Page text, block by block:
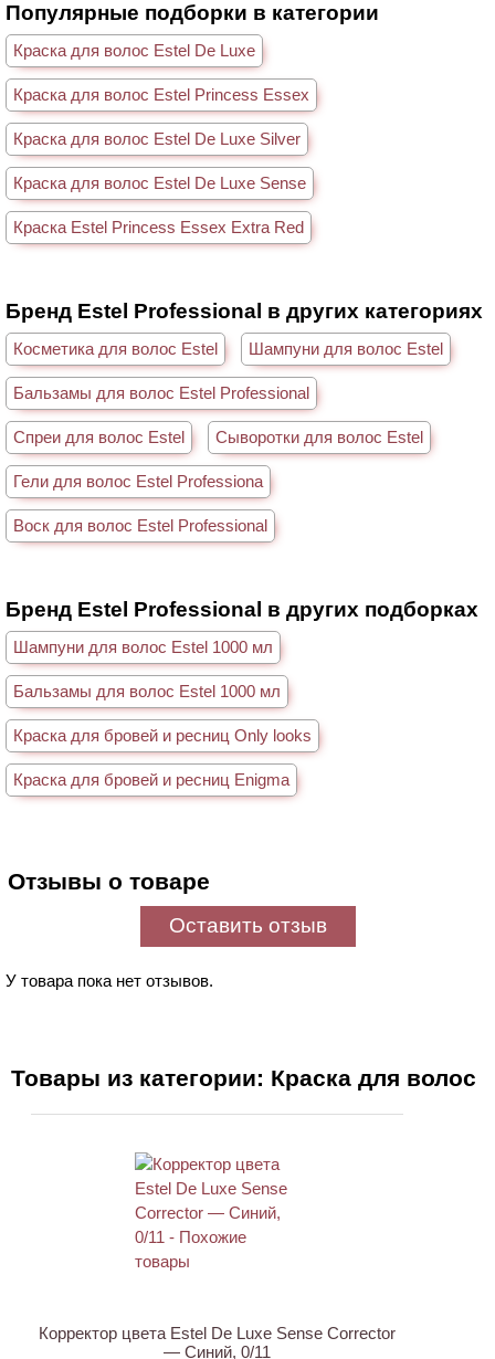
Популярные подборки в категории
Краска для волос Estel De Luxe
Краска для волос Estel Princess Essex
Краска для волос Estel De Luxe Silver
Краска для волос Estel De Luxe Sense
Краска Estel Princess Essex Extra Red
Бренд Estel Professional в других категориях
Косметика для волос Estel Шампуни для волос Estel
Бальзамы для волос Estel Professional
Спреи для волос Estel Сыворотки для волос Estel
Гели для волос Estel Professiona
Воск для волос Estel Professional
Бренд Estel Professional в других подборках
Шампуни для волос Estel 1000 мл
Бальзамы для волос Estel 1000 мл
Краска для бровей и ресниц Only looks
Краска для бровей и ресниц Enigma
Отзывы о товаре
Оставить отзыв
У товара пока нет отзывов.
Товары из категории: Краска для волос
Корректор цвета Estel De Luxe Sense Corrector
— Синий, 0/11